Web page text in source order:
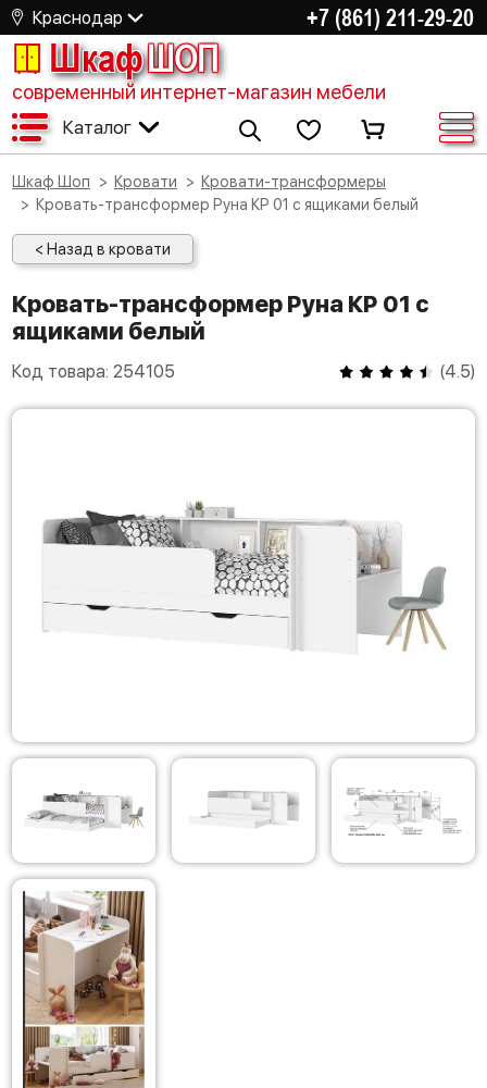
Краснодар +7 (861) 211-29-20
ШкафШОП
современный интернет-магазин мебели
Каталог
Шкаф Шоп Кровати
Кровати-трансформеры
Кровать-трансформер Руна КР 01 с ящиками белый
< Назад в кровати
Кровать-трансформер Руна КР 01 с
ящиками белый
Код товара: 254105 (4.5)